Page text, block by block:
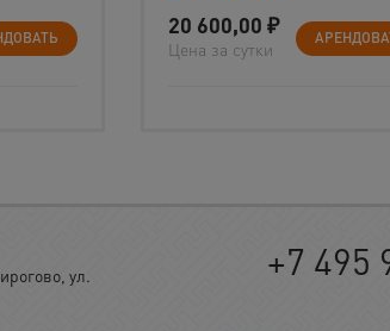
20 600,00 ₽
Цена за сутки
ул.
+7 495